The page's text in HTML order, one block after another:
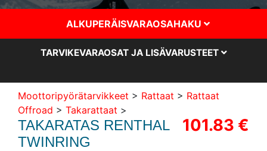
ALKUPERÄISVARAOSAHAKU
TARVIKEVARAOSAT JA LISÄVARUSTEET
Moottoripyörätarvikkeet > Rattaat > Rattaat
Offroad > Takarattaat >
101.83 €
TAKARATAS RENTHAL
TWINRING